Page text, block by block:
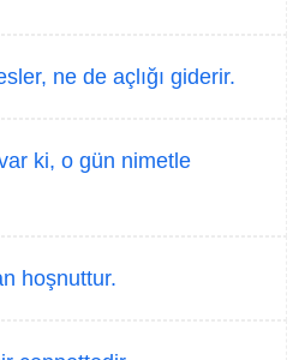
ne de açlığı giderir.
ki, o gün nimetle
hoşnuttur.